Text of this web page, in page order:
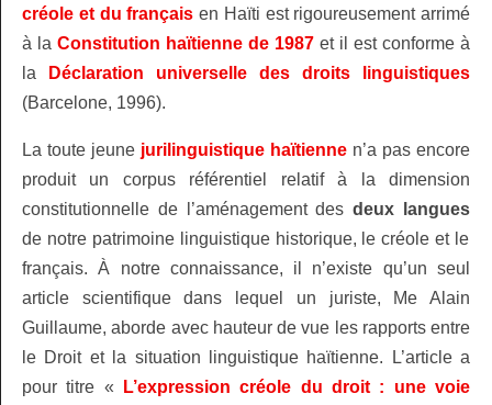
créole et du français en Haïti est rigoureusement arrimé
à la Constitution haïtienne de 1987 et il est conforme à
la
Déclaration universelle
des droits linguistiques
(Barcelone, 1996).
La toute jeune jurilinguistique haïtienne n’a pas encore
produit un corpus référentiel relatif à la dimension
constitutionnelle de l’aménagement desdeux langues
de notre patrimoine linguistique historique, le créole et le
français. À notre connaissance, il n’existe qu’un seul
article scientifique dans lequel un juriste, Me Alain
Guillaume, aborde avec hauteur de vue les rapports entre
le Droit et la situation linguistique haïtienne. L’article a
pour titre «
L’expression créole du droit : une voie